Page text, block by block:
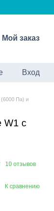
Мой заказ
Вход
Па) и
W1 с
10 отзывов
К сравнению